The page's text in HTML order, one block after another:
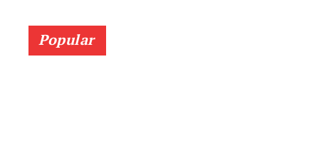
Popular